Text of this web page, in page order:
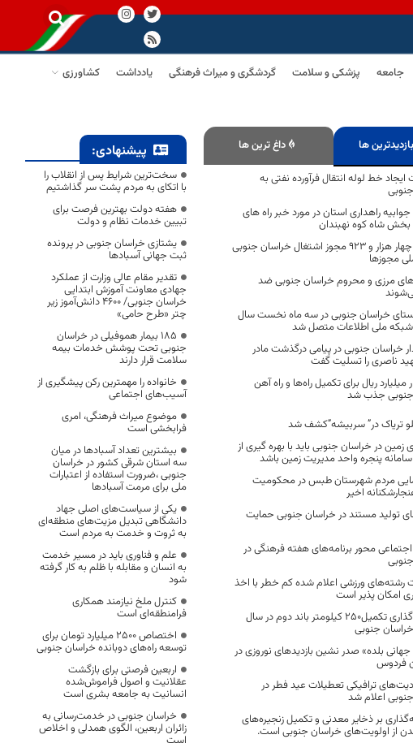
جامعه پزشکی و سلامت گردشگری و میراث فرهنگی یادداشت
کشاورزی
ها داغ ترین ها
خط لوله انتقال فرآورده نفتی به
جوابیه راهداری استان در مورد خبر راه های
بخش شاه کوه نهبندان
صدور چهار هزار و ۹۲۳ مجوز اشتغال خراسان جنوبی
مجوزها
مرزی و محروم خراسان جنوبی ضد
روستای خراسان جنوبی در سه ماه نخست سال
شبکه ملی اطلاعات متصل شد
خراسان جنوبی در پیامی درگذشت مادر
ناصری را تسلیت گفت
میلیارد ریال برای تکمیل راه‌ها و راه آهن
جنوبی جذب شد
زمین در خراسان جنوبی باید با بهره گیری از
پنجره واحد مدیریت زمین باشد
مردم شهرستان طبس در محکومیت
اخیر
تولید مستند در خراسان جنوبی حمایت
محور برنامه‌های هفته فرهنگی در
رشته‌های ورزشی اعلام شده کم خطر با اخذ
امکان پذیر است
هدف گذاری تکمیل۲۵۰ کیلومتر باند دوم در سال
جنوبی
بلده» صدر نشین بازدیدهای نوروزی در
فردوس
ترافیکی تعطیلات عید فطر در
اعلام شد
بر ذخایر معدنی و تکمیل زنجیره‌های
از اولویت‌های خراسان جنوبی است.
پیشنهادی:
سخت‌ترین شرایط پس از انقلاب را
با اتکای به مردم پشت سر گذاشتیم
هفته دولت بهترین فرصت برای
تبیین خدمات نظام و دولت
یشتازی خراسان جنوبی در پرونده
ثبت جهانی آسبادها
تقدیر مقام عالی وزارت از عملکرد
جهادی معاونت آموزش ابتدایی
خراسان جنوبی/ ۴۶۰۰ دانش‌آموز زیر
چتر «طرح حامی»
۱۸۵ بیمار هموفیلی در خراسان
جنوبی تحت پوشش خدمات بیمه
سلامت قرار دارند
خانواده را مهمترین رکن پیشگیری از
آسیب‌های اجتماعی
موضوع میراث فرهنگی، امری
فرابخشی است
بیشترین تعداد آسبادها در میان
سه استان شرقی کشور در خراسان
جنوبی ،ضرورت استفاده از اعتبارات
ملی برای مرمت آسبادها
یکی از سیاست‌های اصلی جهاد
دانشگاهی تبدیل مزیت‌های منطقه‌ای
به ثروت و خدمت به مردم است
علم و فناوری باید در مسیر خدمت
به انسان و مقابله با ظلم به کار گرفته
شود
کنترل ملخ نیازمند همکاری
فرامنطقه‌ای است
اختصاص 2500 میلیارد تومان برای
توسعه راه‌های دوبانده خراسان جنوبی
اربعین فرصتی برای بازگشت
عقلانیت و اصول فراموش‌شده
انسانیت به جامعه بشری است
خراسان جنوبی در خدمت‌رسانی به
زائران اربعین، الگوی همدلی و اخلاص
است